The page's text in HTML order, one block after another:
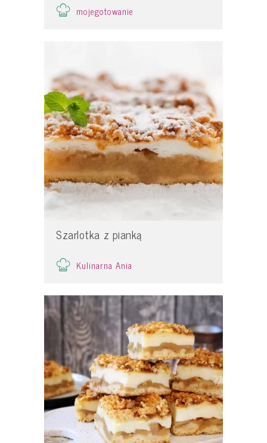
mojegotowanie
Szarlotka z pianką
Kulinarna Ania